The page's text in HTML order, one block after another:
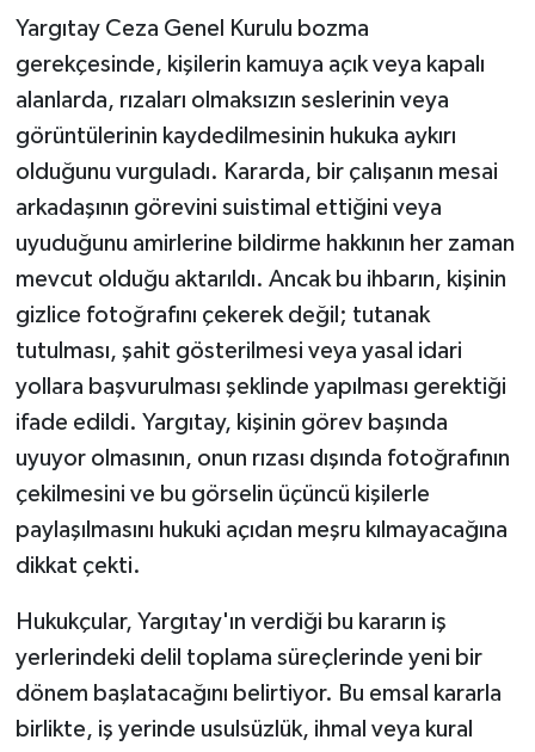
Yargıtay Ceza Genel Kurulu bozma
gerekçesinde, kişilerin kamuya açık veya kapalı
alanlarda, rızaları olmaksızın seslerinin veya
görüntülerinin kaydedilmesinin hukuka aykırı
olduğunu vurguladı. Kararda, bir çalışanın mesai
arkadaşının görevini suistimal ettiğini veya
uyuduğunu amirlerine bildirme hakkının her zaman
mevcut olduğu aktarıldı. Ancak bu ihbarın, kişinin
gizlice fotoğrafını çekerek değil; tutanak
tutulması, şahit gösterilmesi veya yasal idari
yollara başvurulması şeklinde yapılması gerektiği
ifade edildi. Yargıtay, kişinin görev başında
uyuyor olmasının, onun rızası dışında fotoğrafının
çekilmesini ve bu görselin üçüncü kişilerle
paylaşılmasını hukuki açıdan meşru kılmayacağına
dikkat çekti.
Hukukçular, Yargıtay'ın verdiği bu kararın iş
yerlerindeki delil toplama süreçlerinde yeni bir
dönem başlatacağını belirtiyor. Bu emsal kararla
birlikte, iş yerinde usulsüzlük, ihmal veya kural